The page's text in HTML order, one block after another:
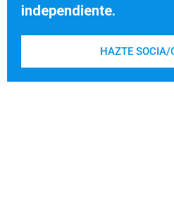
independiente.
HAZTE SOCIA/